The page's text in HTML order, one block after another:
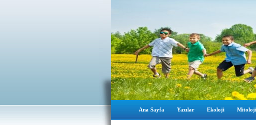
Ana Sayfa Yazılar Ekoloji Mitoloji